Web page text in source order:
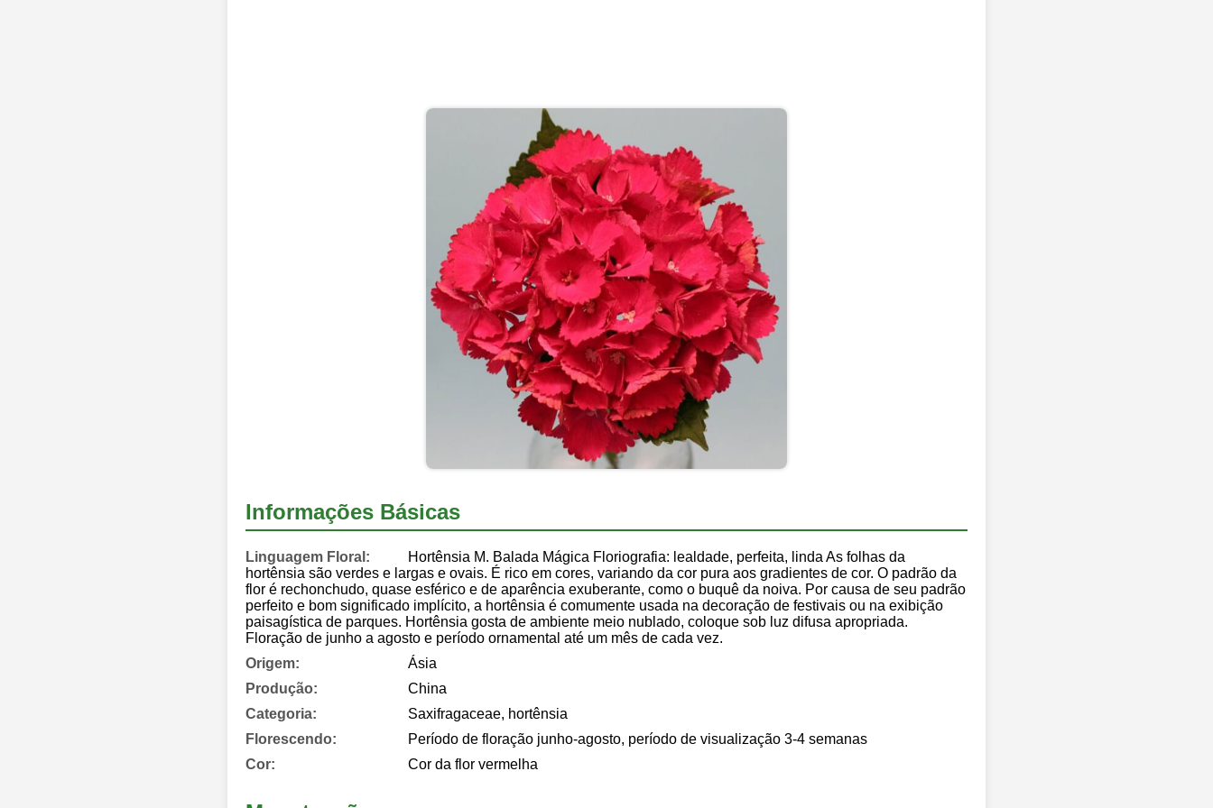
Informações Básicas
Linguagem Floral:
Hortênsia M. Balada Mágica Floriografia: lealdade, perfeita, linda As folhas da
hortênsia são verdes e largas e ovais. É rico em cores, variando da cor pura aos gradientes de cor. O padrão da
flor é rechonchudo, quase esférico e de aparência exuberante, como o buquê da noiva. Por causa de seu padrão
perfeito e bom significado implícito, a hortênsia é comumente usada na decoração de festivais ou na exibição
paisagística de parques. Hortênsia gosta de ambiente meio nublado, coloque sob luz difusa apropriada.
Floração de junho a agosto e período ornamental até um mês de cada vez.
Origem:
Ásia
Produção:
China
Categoria:
Saxifragaceae, hortênsia
Florescendo:
Período de floração junho-agosto, período de visualização 3-4 semanas
Cor:
Cor da flor vermelha